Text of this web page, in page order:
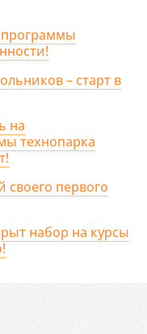
– старт в
на
технопарка
своего первого
набор на курсы